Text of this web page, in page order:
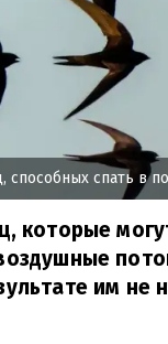
спать в
которые
им не